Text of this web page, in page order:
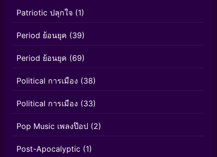
Patriotic ปลุกใจ (1)
Period ย้อนยุค (39)
Period ย้อนยุค (69)
Political การเมือง (38)
Political การเมือง (33)
Pop Music เพลงป๊อป (2)
Post-Apocalyptic (1)